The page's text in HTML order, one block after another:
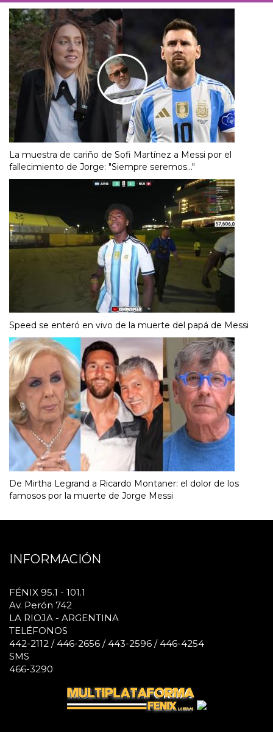
La muestra de cariño de Sofi Martínez a Messi por el
fallecimiento de Jorge: "Siempre seremos..."
Speed se enteró en vivo de la muerte del papá de Messi
De Mirtha Legrand a Ricardo Montaner: el dolor de los
famosos por la muerte de Jorge Messi
INFORMACIÓN
FÉNIX 95.1 - 101.1
Av. Perón 742
LA RIOJA - ARGENTINA
TELÉFONOS
442-2112 / 446-2656 / 443-2596 / 446-4254
SMS
466-3290